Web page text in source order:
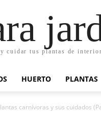
cuidar tus plantas de
HUERTO PLANTAS
carnívoras y sus cuidados